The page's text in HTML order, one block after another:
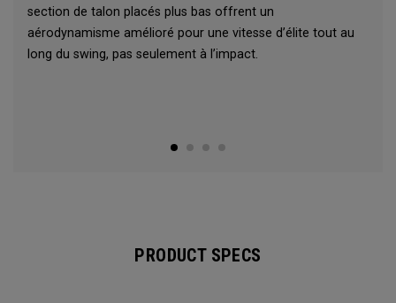
section de talon placés plus bas offrent un
aérodynamisme amélioré pour une vitesse d’élite tout au
long du swing, pas seulement à l’impact.
PRODUCT SPECS